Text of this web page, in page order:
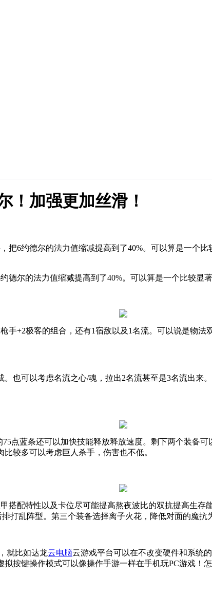
！加强更加丝滑！
把6约德尔的法力值缩减提高到了40%。可以算是一个
约德尔的法力值缩减提高到了40%。可以算是一个比较显
枪手+2极客的组合，还有1宿敌以及 1名流。可以说是物法
。也可以考虑名流之心/魂，拉出2名流甚至是3名流出来
75点蓝条还可以加快技能释放释放速度。剩下两个装备可
较多可以考虑巨人杀手，伤害也不低。
搭配特性以及卡位尽可能提高熬夜波比的双抗提高生
打乱阵型。第三个装备选择离子火花，降低对面的魔抗
就比如达龙云电脑云游戏平台可以在不改变硬件和系统
按键操作模式可以像操作手游一样在手机玩PC游戏！